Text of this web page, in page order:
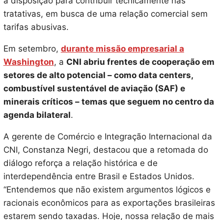
tratativas, em busca de uma relação comercial sem
tarifas abusivas.
Em setembro, durante missão empresarial a
Washington, a CNI abriu frentes de cooperação em
setores de alto potencial – como data centers,
combustível sustentável de aviação (SAF) e
minerais críticos – temas que seguem no centro da
agenda bilateral.
A gerente de Comércio e Integração Internacional da
CNI, Constanza Negri, destacou que a retomada do
diálogo reforça a relação histórica e de
interdependência entre Brasil e Estados Unidos.
“Entendemos que não existem argumentos lógicos e
racionais econômicos para as exportações brasileiras
estarem sendo taxadas. Hoje, nossa relação de mais